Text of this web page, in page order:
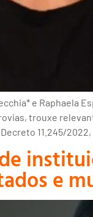
e Raphaela
trouxe
11.245/
e